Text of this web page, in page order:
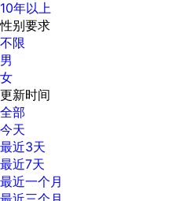
10年以上
性别要求
不限
男
女
更新时间
全部
今天
最近3天
最近7天
最近一个月